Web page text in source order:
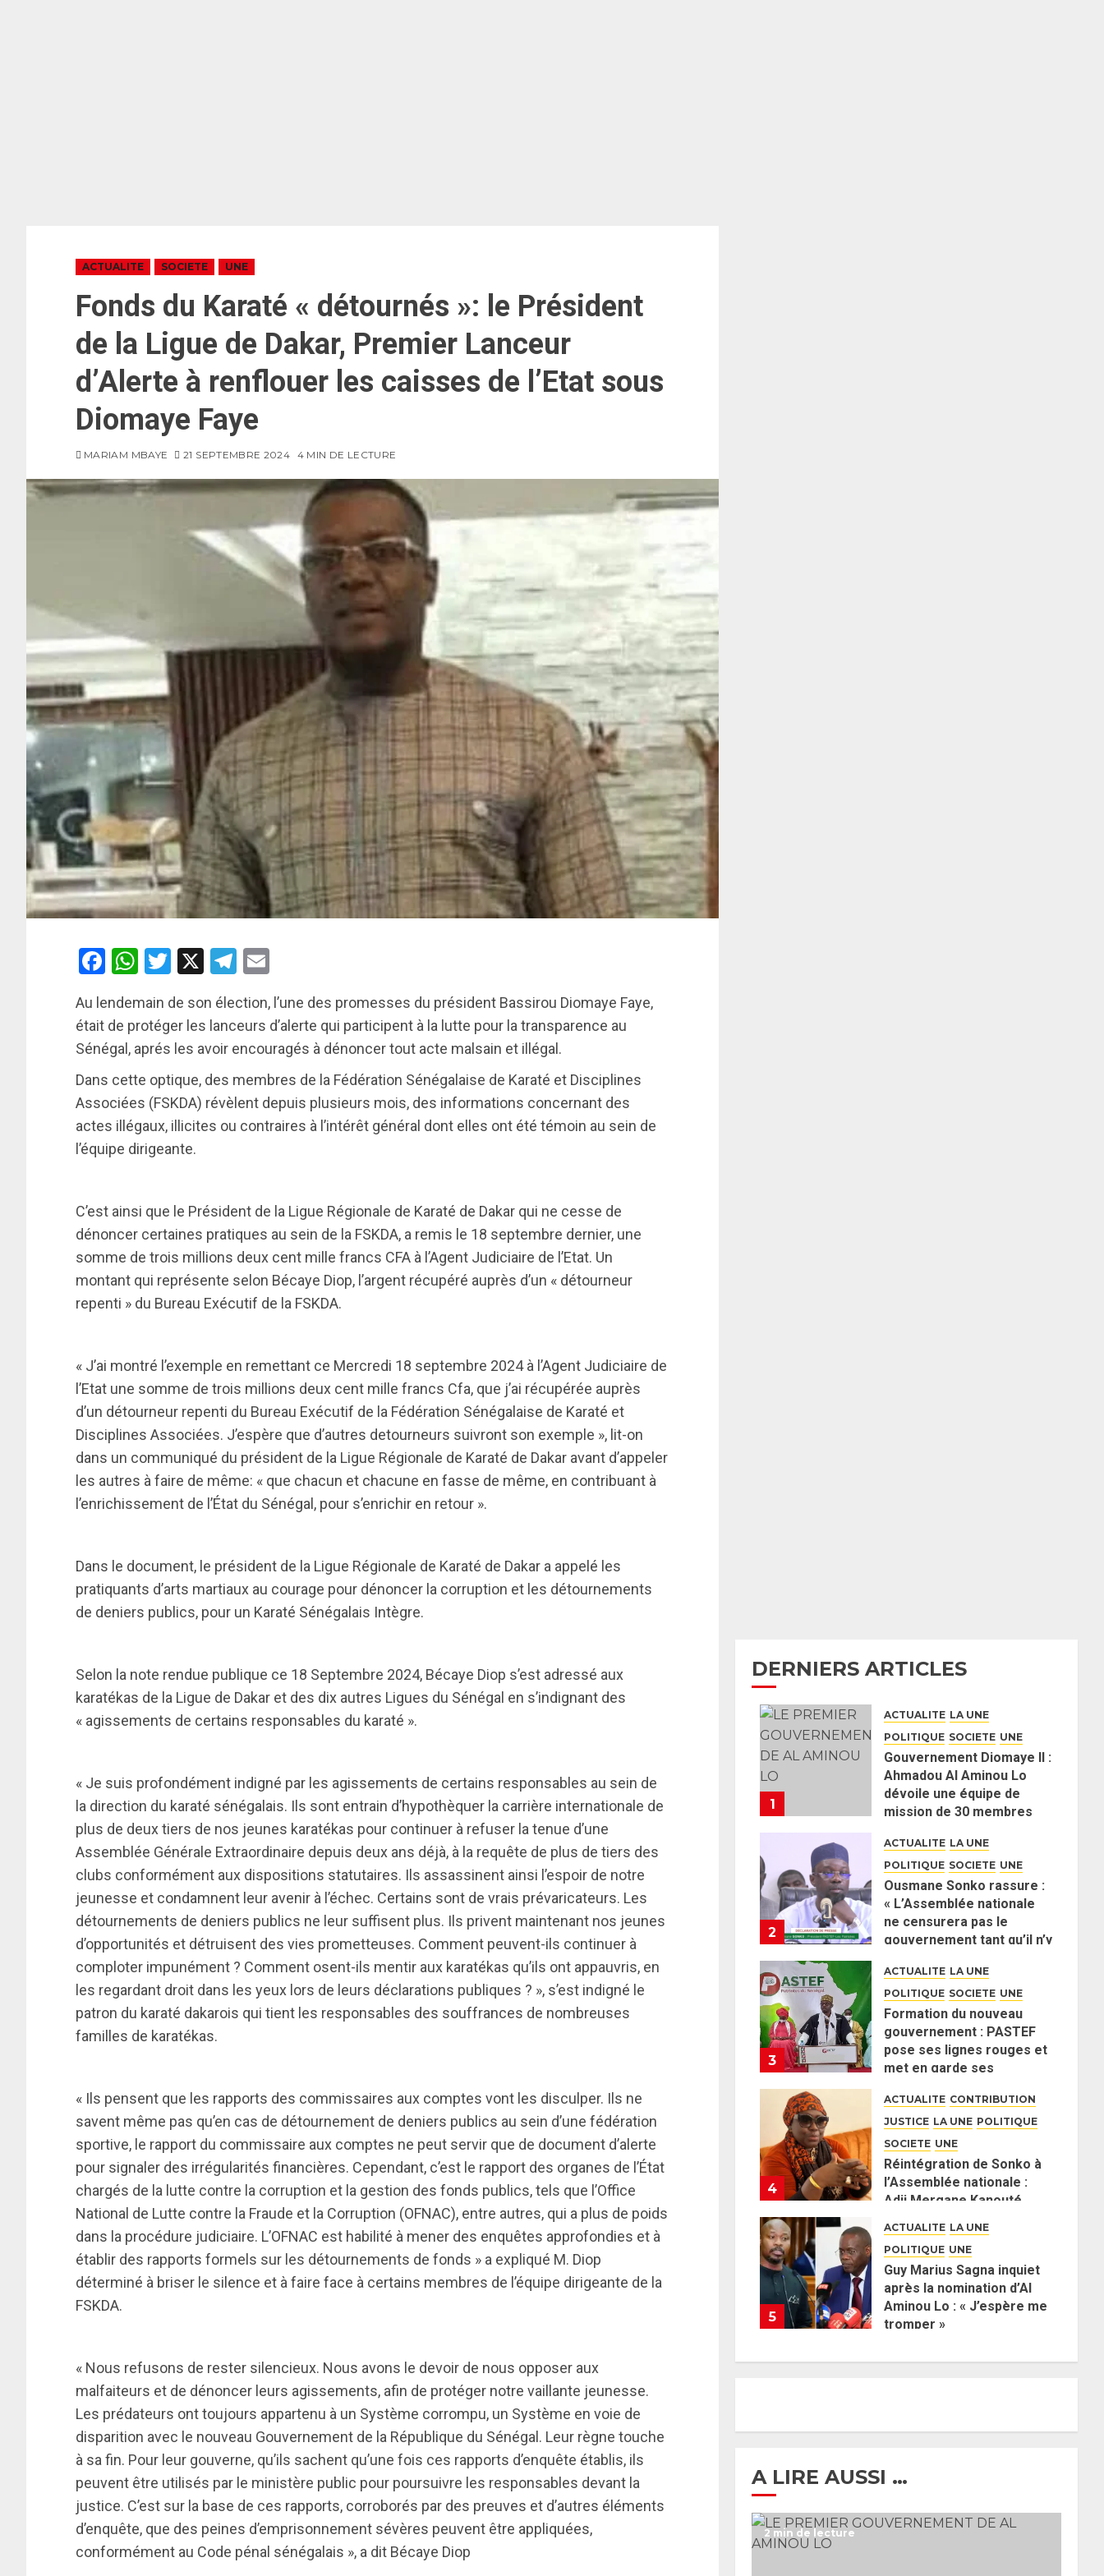
ACTUALITE SOCIETE UNE
Fonds du Karaté « détournés »: le Président
de la Ligue de Dakar, Premier Lanceur
d’Alerte à renflouer les caisses de l’Etat sous
Diomaye Faye
MARIAM MBAYE 21 SEPTEMBRE 2024 4 MIN DE LECTURE
Facebook
WhatsApp
Twitter
X Telegram
Au lendemain de son élection, l’une des promesses du président Bassirou Diomaye Faye,
était de protéger les lanceurs d’alerte qui participent à la lutte pour la transparence au
Sénégal, aprés les avoir encouragés à dénoncer tout acte malsain et illégal.
Dans cette optique, des membres de la Fédération Sénégalaise de Karaté et Disciplines
Associées (FSKDA) révèlent depuis plusieurs mois, des informations concernant des
actes illégaux, illicites ou contraires à l’intérêt général dont elles ont été témoin au sein de
l’équipe dirigeante.
C’est ainsi que le Président de la Ligue Régionale de Karaté de Dakar qui ne cesse de
dénoncer certaines pratiques au sein de la FSKDA, a remis le 18 septembre dernier, une
somme de trois millions deux cent mille francs CFA à l’Agent Judiciaire de l’Etat. Un
montant qui représente selon Bécaye Diop, l’argent récupéré auprès d’un « détourneur
repenti » du Bureau Exécutif de la FSKDA.
« J’ai montré l’exemple en remettant ce Mercredi 18 septembre 2024 à l’Agent Judiciaire de
l’Etat une somme de trois millions deux cent mille francs Cfa, que j’ai récupérée auprès
d’un détourneur repenti du Bureau Exécutif de la Fédération Sénégalaise de Karaté et
Disciplines Associées. J’espère que d’autres detourneurs suivront son exemple », lit-on
dans un communiqué du président de la Ligue Régionale de Karaté de Dakar avant d’appeler
les autres à faire de même: « que chacun et chacune en fasse de même, en contribuant à
l’enrichissement de l’État du Sénégal, pour s’enrichir en retour ».
Dans le document, le président de la Ligue Régionale de Karaté de Dakar a appelé les
pratiquants d’arts martiaux au courage pour dénoncer la corruption et les détournements
de deniers publics, pour un Karaté Sénégalais Intègre.
Selon la note rendue publique ce 18 Septembre 2024, Bécaye Diop s’est adressé aux
karatékas de la Ligue de Dakar et des dix autres Ligues du Sénégal en s’indignant des
« agissements de certains responsables du karaté ».
« Je suis profondément indigné par les agissements de certains responsables au sein de
la direction du karaté sénégalais. Ils sont entrain d’hypothèquer la carrière internationale de
plus de deux tiers de nos jeunes karatékas pour continuer à refuser la tenue d’une
Assemblée Générale Extraordinaire depuis deux ans déjà, à la requête de plus de tiers des
clubs conformément aux dispositions statutaires. Ils assassinent ainsi l’espoir de notre
jeunesse et condamnent leur avenir à l’échec. Certains sont de vrais prévaricateurs. Les
détournements de deniers publics ne leur suffisent plus. Ils privent maintenant nos jeunes
d’opportunités et détruisent des vies prometteuses. Comment peuvent-ils continuer à
comploter impunément ? Comment osent-ils mentir aux karatékas qu’ils ont appauvris, en
les regardant droit dans les yeux lors de leurs déclarations publiques ? », s’est indigné le
patron du karaté dakarois qui tient les responsables des souffrances de nombreuses
familles de karatékas.
« Ils pensent que les rapports des commissaires aux comptes vont les disculper. Ils ne
savent même pas qu’en cas de détournement de deniers publics au sein d’une fédération
sportive, le rapport du commissaire aux comptes ne peut servir que de document d’alerte
pour signaler des irrégularités financières. Cependant, c’est le rapport des organes de l’État
chargés de la lutte contre la corruption et la gestion des fonds publics, tels que l’Office
National de Lutte contre la Fraude et la Corruption (OFNAC), entre autres, qui a plus de poids
dans la procédure judiciaire. L’OFNAC est habilité à mener des enquêtes approfondies et à
établir des rapports formels sur les détournements de fonds » a expliqué M. Diop
déterminé à briser le silence et à faire face à certains membres de l’équipe dirigeante de la
FSKDA.
« Nous refusons de rester silencieux. Nous avons le devoir de nous opposer aux
malfaiteurs et de dénoncer leurs agissements, afin de protéger notre vaillante jeunesse.
Les prédateurs ont toujours appartenu à un Système corrompu, un Système en voie de
disparition avec le nouveau Gouvernement de la République du Sénégal. Leur règne touche
à sa fin. Pour leur gouverne, qu’ils sachent qu’une fois ces rapports d’enquête établis, ils
peuvent être utilisés par le ministère public pour poursuivre les responsables devant la
justice. C’est sur la base de ces rapports, corroborés par des preuves et d’autres éléments
d’enquête, que des peines d’emprisonnement sévères peuvent être appliquées,
conformément au Code pénal sénégalais », a dit Bécaye Diop
DERNIERS ARTICLES
1
ACTUALITE LA UNE
POLITIQUE SOCIETE UNE
Gouvernement Diomaye II :
Ahmadou Al Aminou Lo
dévoile une équipe de
mission de 30 membres
2
ACTUALITE LA UNE
POLITIQUE SOCIETE UNE
Ousmane Sonko rassure :
« L’Assemblée nationale
ne censurera pas le
gouvernement tant qu’il n’y
politique contre Pastef »
2 JUIN 2026 0
3
ACTUALITE LA UNE
POLITIQUE SOCIETE UNE
Formation du nouveau
gouvernement : PASTEF
pose ses lignes rouges et
met en garde ses
26 MAI 2026 0
4
ACTUALITE CONTRIBUTION
JUSTICE LA UNE POLITIQUE
SOCIETE UNE
Réintégration de Sonko à
l’Assemblée nationale :
Adji Mergane Kanouté
parlementaire
26 MAI 2026
5
ACTUALITE LA UNE
POLITIQUE UNE
Guy Marius Sagna inquiet
après la nomination d’Al
Aminou Lo : « J’espère me
tromper »
A LIRE AUSSI …
2 min de lecture